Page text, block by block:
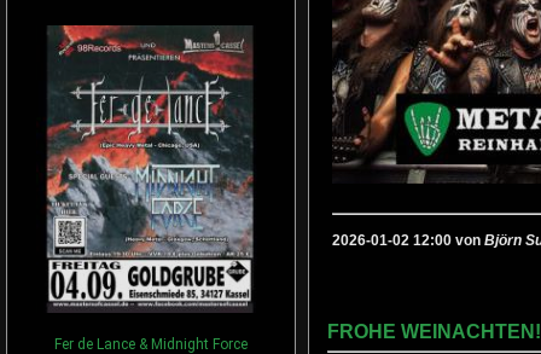
Fer de Lance & Midnight Force
2026-01-02 12:00 von Björn
FROHE WEINACHTEN!